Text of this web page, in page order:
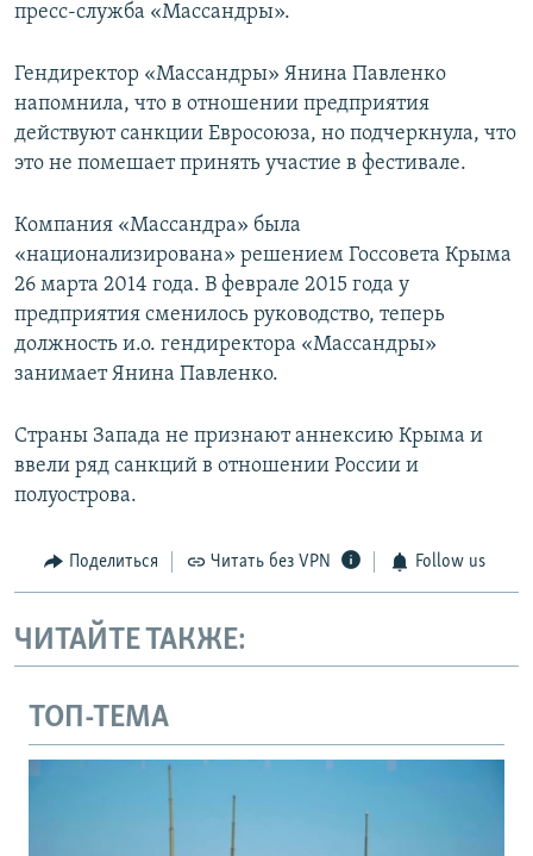
пресс-служба «Массандры».
Гендиректор «Массандры» Янина Павленко
напомнила, что в отношении предприятия
действуют санкции Евросоюза, но подчеркнула, что
это не помешает принять участие в фестивале.
Компания «Массандра» была
«национализирована» решением Госсовета Крыма
26 марта 2014 года. В феврале 2015 года у
предприятия сменилось руководство, теперь
должность и.о. гендиректора «Массандры»
занимает Янина Павленко.
Страны Запада не признают аннексию Крыма и
ввели ряд санкций в отношении России и
полуострова.
Поделиться Читать без VPN Follow us
ЧИТАЙТЕ ТАКЖЕ:
ТОП-ТЕМА